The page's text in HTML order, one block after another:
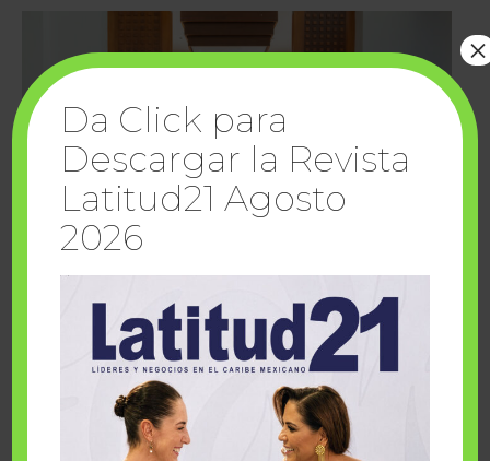
Cuando la solidaridad inspira; cumplen
sueños Fairmont Mayakoba y Make-A-Wish
Da Click para
Descargar la Revista
Latitud21 Agosto
2026
×